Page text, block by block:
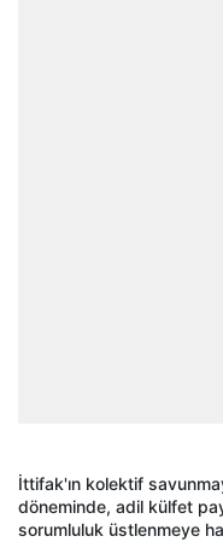
İttifak'ın kolektif
döneminde, adil külfet
sorumluluk üstlenmeye